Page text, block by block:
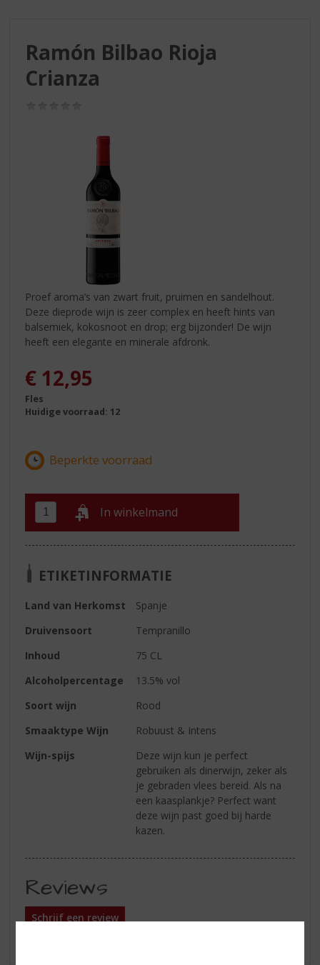
Ramón Bilbao Rioja
Crianza
Proef aroma’s van zwart fruit, pruimen en sandelhout.
Deze dieprode wijn is zeer complex en heeft hints van
balsemiek, kokosnoot en drop; erg bijzonder! De wijn
heeft een elegante en minerale afdronk.
€ 12,95
Fles
Huidige voorraad: 12
In winkelmand
ETIKETINFORMATIE
Land van Herkomst
Spanje
Druivensoort
Tempranillo
Inhoud
75 CL
Alcoholpercentage
13.5% vol
Soort wijn
Rood
Smaaktype Wijn
Robuust & Intens
Wijn-spijs
Deze wijn kun je perfect
gebruiken als dinerwijn, zeker als
je gebraden vlees bereid. Als na
een kaasplankje? Perfect want
deze wijn past goed bij harde
kazen.
Reviews
Schrijf een review